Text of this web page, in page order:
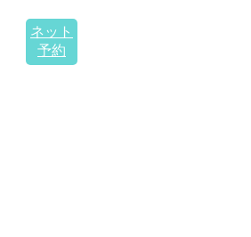
ネット
予約